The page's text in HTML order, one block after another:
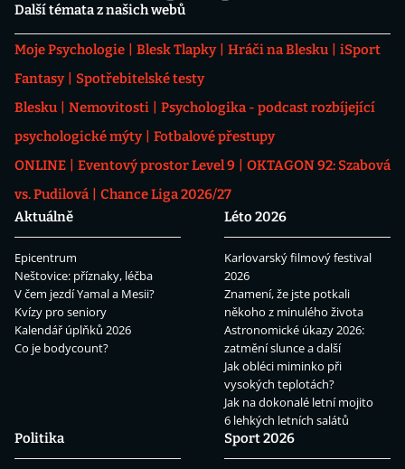
Další témata z našich webů
Moje Psychologie Blesk Tlapky Hráči na Blesku
iSport
Fantasy
Spotřebitelské testy
Blesku
Nemovitosti
Psychologika - podcast rozbíjející
psychologické mýty
Fotbalové přestupy
ONLINE
Eventový prostor Level 9
OKTAGON 92: Szabová
vs. Pudilová
Chance Liga 2026/27
Aktuálně
Epicentrum
Neštovice: příznaky, léčba
V čem jezdí Yamal a Mesii?
Kvízy pro seniory
Kalendář úplňků 2026
Co je bodycount?
Léto 2026
Karlovarský filmový festival
2026
Znamení, že jste potkali
někoho z minulého života
Astronomické úkazy 2026:
zatmění slunce a další
Jak obléci miminko při
vysokých teplotách?
Jak na dokonalé letní mojito
6 lehkých letních salátů
Politika
Sport 2026